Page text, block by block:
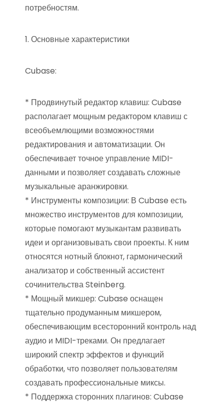
потребностям.
1. Основные характеристики
Cubase:
* Продвинутый редактор клавиш: Cubase
располагает мощным редактором клавиш с
всеобъемлющими возможностями
редактирования и автоматизации. Он
обеспечивает точное управление MIDI-
данными и позволяет создавать сложные
музыкальные аранжировки.
* Инструменты композиции: В Cubase есть
множество инструментов для композиции,
которые помогают музыкантам развивать
идеи и организовывать свои проекты. К ним
относятся нотный блокнот, гармонический
анализатор и собственный ассистент
сочинительства Steinberg.
* Мощный микшер: Cubase оснащен
тщательно продуманным микшером,
обеспечивающим всесторонний контроль над
аудио и MIDI-треками. Он предлагает
широкий спектр эффектов и функций
обработки, что позволяет пользователям
создавать профессиональные миксы.
* Поддержка сторонних плагинов: Cubase